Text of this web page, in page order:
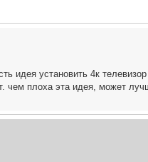
идея установить 4к
чем плоха эта идея, может